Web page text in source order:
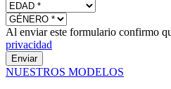
Al enviar este formulario confirmo
privacidad
Enviar
NUESTROS MODELOS